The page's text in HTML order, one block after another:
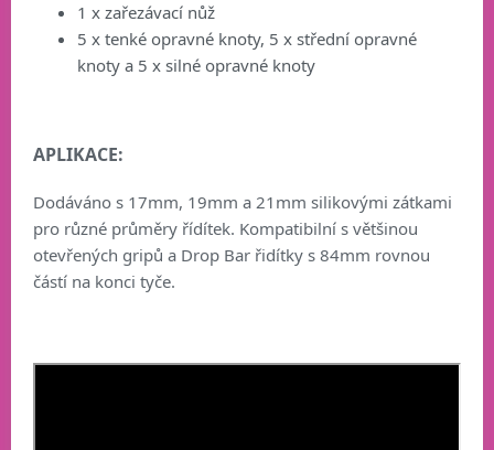
1 x zařezávací nůž
5 x tenké opravné knoty, 5 x střední opravné
knoty a 5 x silné opravné knoty
APLIKACE:
Dodáváno s 17mm, 19mm a 21mm silikovými zátkami
pro různé průměry řídítek. Kompatibilní s většinou
otevřených gripů a Drop Bar řidítky s 84mm rovnou
částí na konci tyče.